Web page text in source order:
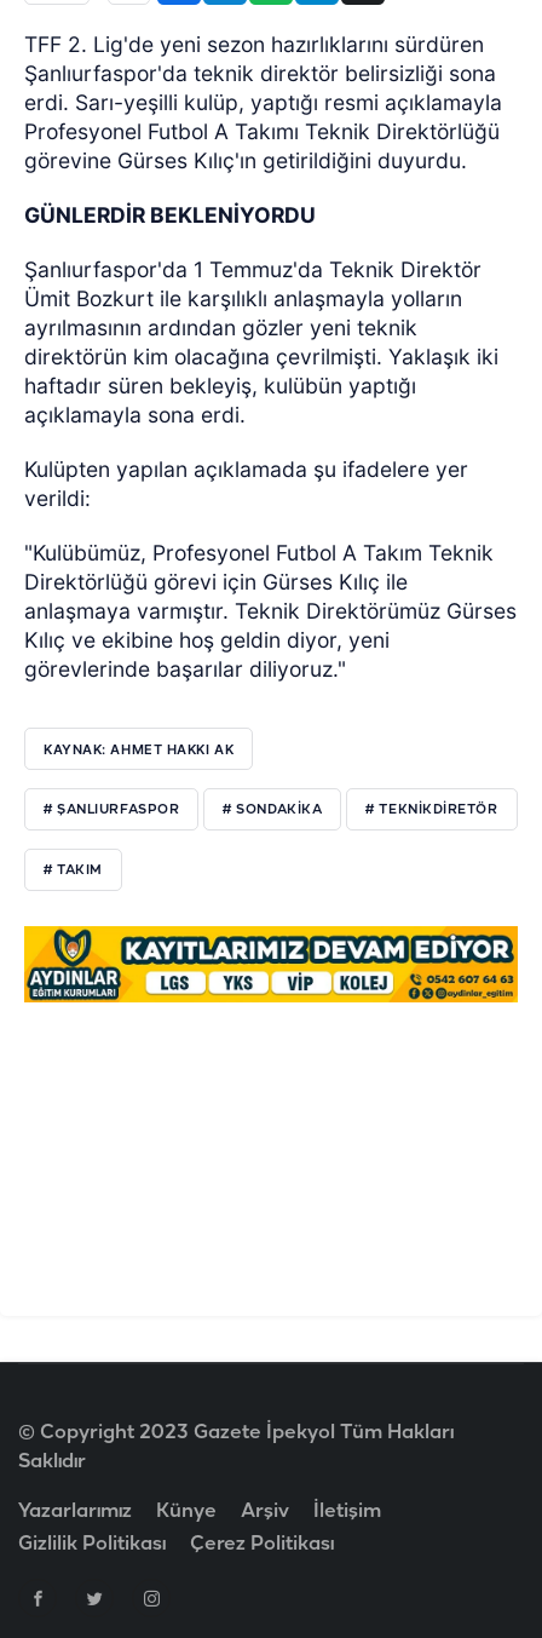
TFF 2. Lig'de yeni sezon hazırlıklarını sürdüren
Şanlıurfaspor'da teknik direktör belirsizliği sona
erdi. Sarı-yeşilli kulüp, yaptığı resmi açıklamayla
Profesyonel Futbol A Takımı Teknik Direktörlüğü
görevine Gürses Kılıç'ın getirildiğini duyurdu.
GÜNLERDİR BEKLENİYORDU
Şanlıurfaspor'da 1 Temmuz'da Teknik Direktör
Ümit Bozkurt ile karşılıklı anlaşmayla yolların
ayrılmasının ardından gözler yeni teknik
direktörün kim olacağına çevrilmişti. Yaklaşık iki
haftadır süren bekleyiş, kulübün yaptığı
açıklamayla sona erdi.
Kulüpten yapılan açıklamada şu ifadelere yer
verildi:
"Kulübümüz, Profesyonel Futbol A Takım Teknik
Direktörlüğü görevi için Gürses Kılıç ile
anlaşmaya varmıştır. Teknik Direktörümüz Gürses
Kılıç ve ekibine hoş geldin diyor, yeni
görevlerinde başarılar diliyoruz."
KAYNAK: AHMET HAKKI AK
# ŞANLIURFASPOR # SONDAKIKA # TEKNIKDIRETÖR
# TAKIM
© Copyright 2023 Gazete İpekyol Tüm Hakları
Saklıdır
Yazarlarımız Künye Arşiv
İletişim
Gizlilik Politikası
Çerez Politikası